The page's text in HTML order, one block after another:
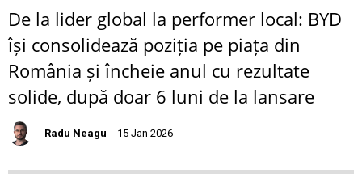
De la lider global la performer local: BYD
își consolidează poziția pe piața din
România și încheie anul cu rezultate
solide, după doar 6 luni de la lansare
Radu Neagu 15 Jan 2026